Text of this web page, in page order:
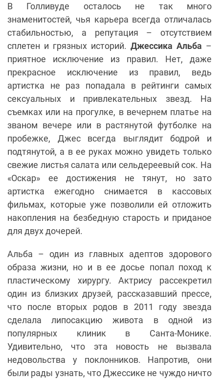
В Голливуде осталось не так много
знаменитостей, чья карьера всегда отличалась
стабильностью, а репутация – отсутствием
сплетен и грязных историй. Джессика Альба –
приятное исключение из правил. Нет, даже
прекрасное исключение из правил, ведь
артистка не раз попадала в рейтинги самых
сексуальных и привлекательных звезд. На
съемках или на прогулке, в вечернем платье на
званом вечере или в растянутой футболке на
пробежке, Джес всегда выглядит бодрой и
подтянутой, а в ее руках можно увидеть только
свежие листья салата или сельдереевый сок. На
«Оскар» ее достижения не тянут, но зато
артистка ежегодно снимается в кассовых
фильмах, которые уже позволили ей отложить
накопления на безбедную старость и приданое
для двух дочерей.
Альба – один из главных адептов здорового
образа жизни, но и в ее досье попал поход к
пластическому хирургу. Актрису рассекретил
один из близких друзей, рассказавший прессе,
что после вторых родов в 2011 году звезда
сделала липосакцию живота в одной из
популярных клиник в Санта-Монике.
Удивительно, что эта новость не вызвала
недовольства у поклонников. Напротив, они
были рады узнать, что Джессике не чуждо ничто